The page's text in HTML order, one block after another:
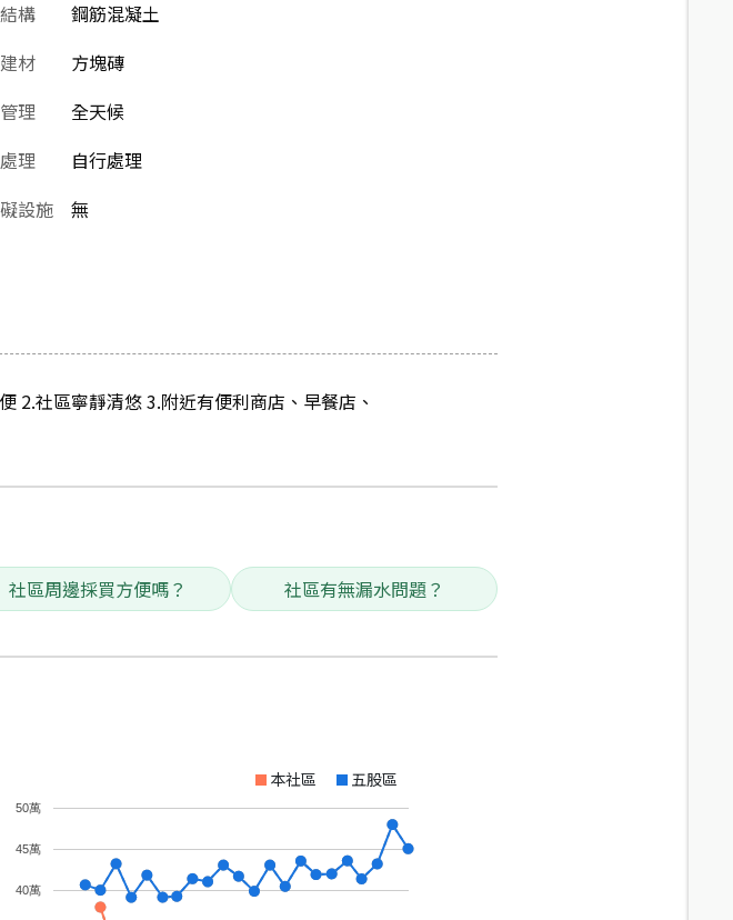
構
鋼筋混凝土
材
方塊磚
理
全天候
理
自行處理
設施
無
2.社區寧靜清悠 3.附近有便利商店、早餐店、
社區周邊採買方便嗎？ 社區有無漏水問題？
本社區 五股區
40萬
45萬
50萬